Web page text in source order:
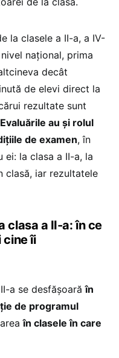
la clasele a II-a, a IV-
național, prima
decât
de elevi direct la
rezultate sunt
Evaluările au și rolul
de examen, în
la clasa a II-a, la
clasă, iar rezultatele
clasa a II-a: în ce
cine îi
a se desfășoarăîn
de programul
în clasele în care